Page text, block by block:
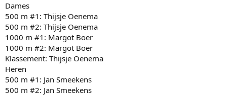
Dames
500 m #1: Thijsje Oenema
500 m #2: Thijsje Oenema
1000 m #1: Margot Boer
1000 m #2: Margot Boer
Klassement: Thijsje Oenema
Heren
500 m #1: Jan Smeekens
500 m #2: Jan Smeekens